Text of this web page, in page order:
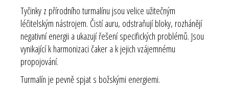
Tyčinky z přírodního turmalínu jsou velice užitečným
léčitelským nástrojem. Čistí auru, odstraňují bloky, rozhánějí
negativní energii a ukazují řešení specifických problémů. Jsou
vynikající k harmonizaci čaker a k jejich vzájemnému
propojování.
Turmalín je pevně spjat s božskými energiemi.